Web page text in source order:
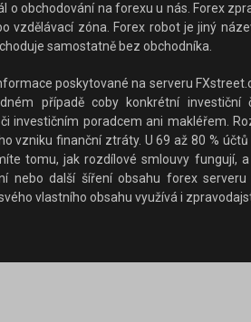
o obchodování na forexu u nás. Forex
vzdělávací zóna. Forex robot je jiný
samostatně bez obchodníka.
poskytované na serveru
případě coby konkrétní investiční
investičním poradcem ani makléřem.
vzniku finanční ztráty. U 69 až 80 %
tomu, jak rozdílové smlouvy fungují,
nebo další šíření obsahu forex
vlastního obsahu využívá i